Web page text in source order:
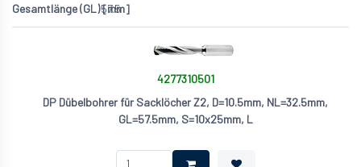
57.5
4277310501
DP Dübelbohrer für Sacklöcher Z2, D=10.5mm, NL=32.5mm,
GL=57.5mm, S=10x25mm, L